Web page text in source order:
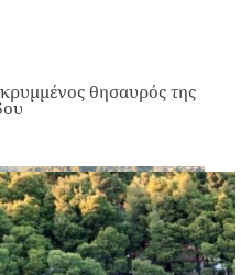
θησαυρός της